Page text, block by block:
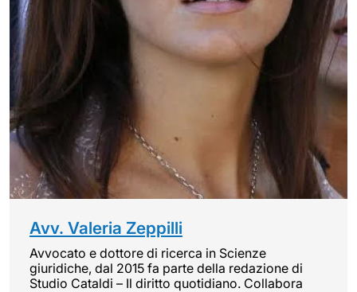
Avv. Valeria Zeppilli
Avvocato e dottore di ricerca in Scienze
giuridiche, dal 2015 fa parte della redazione di
Studio Cataldi – Il diritto quotidiano. Collabora